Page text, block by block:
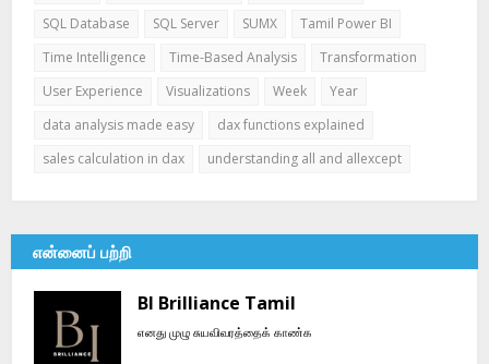
SQL Database
SQL Server SUMX
Tamil Power BI
Time Intelligence
Time-Based Analysis
Transformation
User Experience
Visualizations Week
Year
data analysis made easy
dax functions explained
sales calculation in dax
understanding all and allexcept
என்னைப் பற்றி
BI Brilliance Tamil
எனது முழு சுயவிவரத்தைக் காண்க